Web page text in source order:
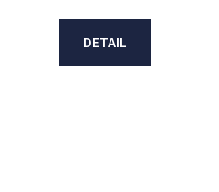
DETAIL